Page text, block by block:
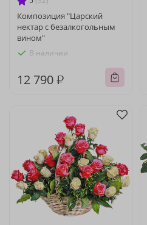
Композиция "Царский
нектар с безалкогольным
вином"
В наличии
12 790 ₽